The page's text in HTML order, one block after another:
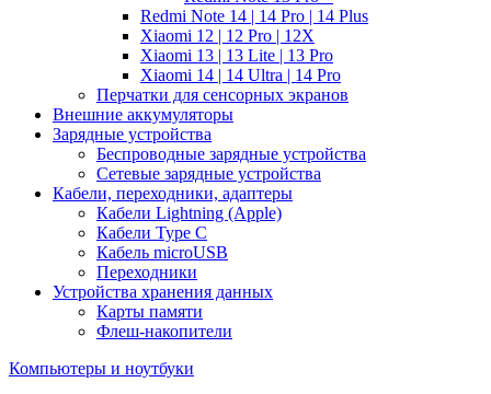
Redmi Note 14 | 14 Pro | 14 Plus
Xiaomi 12 | 12 Pro | 12X
Xiaomi 13 | 13 Lite | 13 Pro
Xiaomi 14 | 14 Ultra | 14 Pro
Перчатки для сенсорных экранов
Внешние аккумуляторы
Зарядные устройства
Беспроводные зарядные устройства
Сетевые зарядные устройства
Кабели, переходники, адаптеры
Кабели Lightning (Apple)
Кабели Type C
Кабель microUSB
Переходники
Устройства хранения данных
Карты памяти
Флеш-накопители
Компьютеры и ноутбуки